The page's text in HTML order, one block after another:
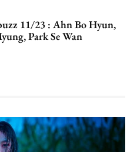
11/23 : Ahn Bo Hyun,
Park Se Wan